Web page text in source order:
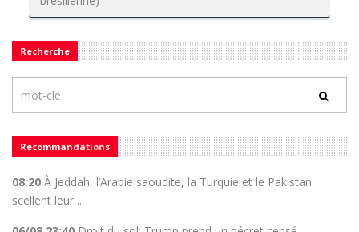
Recherche
Recommandations
08:20 À Jeddah, l’Arabie saoudite, la Turquie et le Pakistan
scellent leur ...